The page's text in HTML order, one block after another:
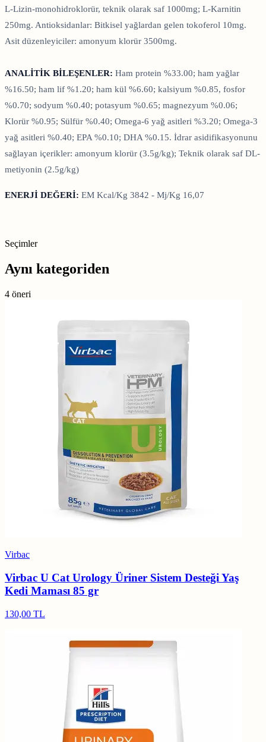
L-Lizin-monohidroklorür, teknik olarak saf 1000mg; L-Karnitin
250mg. Antioksidanlar: Bitkisel yağlardan gelen tokoferol 10mg.
Asit düzenleyiciler: amonyum klorür 3500mg.
ANALİTİK BİLEŞENLER: Ham protein %33.00; ham yağlar
%16.50; ham lif %1.20; ham kül %6.60; kalsiyum %0.85, fosfor
%0.70; sodyum %0.40; potasyum %0.65; magnezyum %0.06;
Klorür %0.95; Sülfür %0.40; Omega-6 yağ asitleri %3.20; Omega-3
yağ asitleri %0.40; EPA %0.10; DHA %0.15. İdrar asidifikasyonunu
sağlayan içerikler: amonyum klorür (3.5g/kg); Teknik olarak saf DL-
metiyonin (2.5g/kg)
ENERJİ DEĞERİ: EM Kcal/Kg 3842 - Mj/Kg 16,07
Seçimler
Aynı kategoriden
4 öneri
Virbac
Virbac U Cat Urology Üriner Sistem Desteği Yaş
Kedi Maması 85 gr
130,00 TL